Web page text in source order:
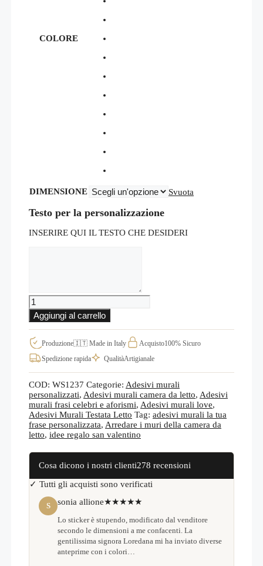
COLORE
DIMENSIONE Svuota
Testo per la personalizzazione
INSERIRE QUI IL TESTO CHE DESIDERI
Adesivi
da
parete
frase
personalizzata,
scritta
adesiva
WS1237
quantità
Aggiungi al carrello
Produzione🇮🇹 Made in Italy Acquisto100% Sicuro
Spedizione rapida
QualitàArtigianale
COD: WS1237 Categorie: Adesivi murali
personalizzati, Adesivi murali camera da letto, Adesivi
murali frasi celebri e aforismi, Adesivi murali love,
Adesivi Murali Testata Letto Tag: adesivi murali la tua
frase personalizzata, Arredare i muri della camera da
letto, idee regalo san valentino
Cosa dicono i nostri clienti278 recensioni
✓ Tutti gli acquisti sono verificati
S sonia allione★★★★★
Lo sticker è stupendo, modificato dal venditore
secondo le dimensioni a me confacenti. La
gentilissima signora Loredana mi ha inviato diverse
anteprime con i colori…